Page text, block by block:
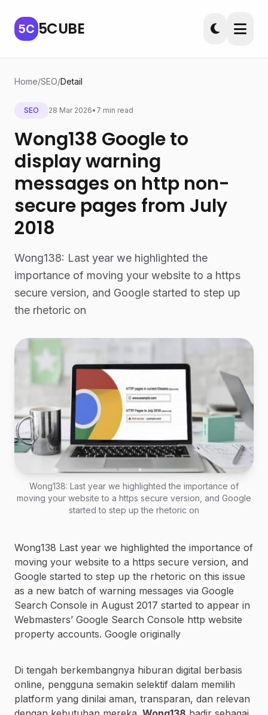
5C 5CUBE
Home/SEO/Detail
SEO 28 Mar 2026• 7 min read
Wong138 Google to
display warning
messages on http non-
secure pages from July
2018
Wong138: Last year we highlighted the
importance of moving your website to a https
secure version, and Google started to step up
the rhetoric on
Wong138: Last year we highlighted the importance of
moving your website to a https secure version, and Google
started to step up the rhetoric on
Wong138 Last year we highlighted the importance of
moving your website to a https secure version, and
Google started to step up the rhetoric on this issue
as a new batch of warning messages via Google
Search Console in August 2017 started to appear in
Webmasters’ Google Search Console http website
property accounts. Google originally
Di tengah berkembangnya hiburan digital berbasis
online, pengguna semakin selektif dalam memilih
platform yang dinilai aman, transparan, dan relevan